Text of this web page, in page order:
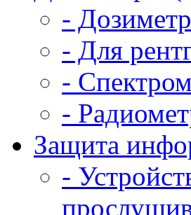
-
- Для
-
-
Защита
-